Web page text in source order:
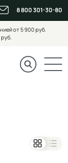
8 800 301-30-80
от 5 900 руб.